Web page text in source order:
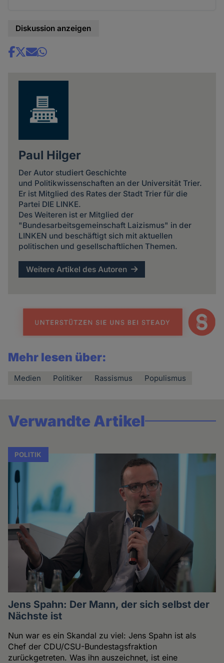
Diskussion anzeigen
Share
Paul Hilger
Der Autor studiert Geschichte
und Politikwissenschaften an der Universität Trier.
Er ist Mitglied des Rates der Stadt Trier für die
Partei DIE LINKE.
Des Weiteren ist er Mitglied der
"Bundesarbeitsgemeinschaft Laizismus" in der
LINKEN und beschäftigt sich mit aktuellen
politischen und gesellschaftlichen Themen.
Weitere Artikel des Autoren
Mehr lesen über:
Medien Politiker Rassismus Populismus
Verwandte Artikel
POLITIK
Jens Spahn: Der Mann, der sich selbst der
Nächste ist
Nun war es ein Skandal zu viel: Jens Spahn ist als
Chef der CDU/CSU-Bundestagsfraktion
zurückgetreten. Was ihn auszeichnet, ist eine